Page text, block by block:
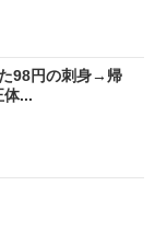
た98円の刺身→帰
...